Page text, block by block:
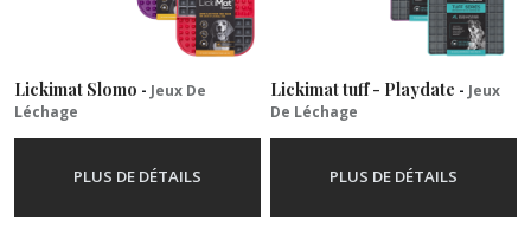
Lickimat Slomo - Jeux De
Léchage
PLUS DE DÉTAILS
Lickimat tuff - Playdate - Jeux
De Léchage
PLUS DE DÉTAILS